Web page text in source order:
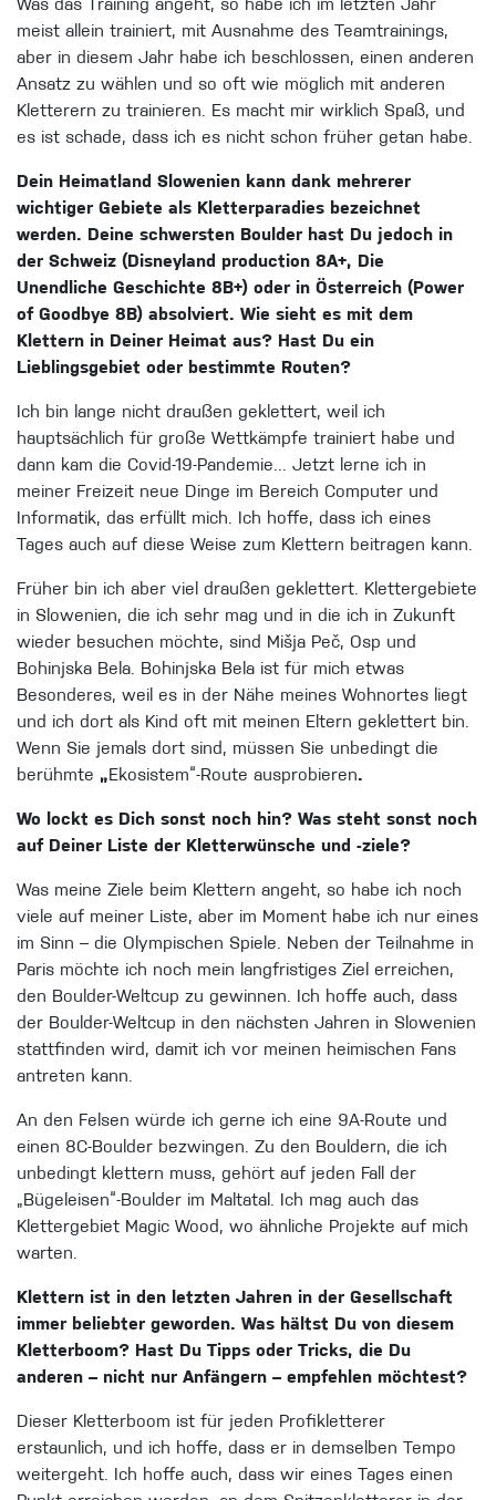
Was das Training angeht, so habe ich im letzten Jahr
meist allein trainiert, mit Ausnahme des Teamtrainings,
aber in diesem Jahr habe ich beschlossen, einen anderen
Ansatz zu wählen und so oft wie möglich mit anderen
Kletterern zu trainieren. Es macht mir wirklich Spaß, und
es ist schade, dass ich es nicht schon früher getan habe.
Dein Heimatland Slowenien kann dank mehrerer
wichtiger Gebiete als Kletterparadies bezeichnet
werden. Deine schwersten Boulder hast Du jedoch in
der Schweiz (Disneyland production 8A+, Die
Unendliche Geschichte 8B+) oder in Österreich (Power
of Goodbye 8B) absolviert. Wie sieht es mit dem
Klettern in Deiner Heimat aus? Hast Du ein
Lieblingsgebiet oder bestimmte Routen?
Ich bin lange nicht draußen geklettert, weil ich
hauptsächlich für große Wettkämpfe trainiert habe und
dann kam die Covid-19-Pandemie... Jetzt lerne ich in
meiner Freizeit neue Dinge im Bereich Computer und
Informatik, das erfüllt mich. Ich hoffe, dass ich eines
Tages auch auf diese Weise zum Klettern beitragen kann.
Früher bin ich aber viel draußen geklettert. Klettergebiete
in Slowenien, die ich sehr mag und in die ich in Zukunft
wieder besuchen möchte, sind Mišja Peč, Osp und
Bohinjska Bela. Bohinjska Bela ist für mich etwas
Besonderes, weil es in der Nähe meines Wohnortes liegt
und ich dort als Kind oft mit meinen Eltern geklettert bin.
Wenn Sie jemals dort sind, müssen Sie unbedingt die
berühmte „Ekosistem“-Route ausprobieren.
Wo lockt es Dich sonst noch hin? Was steht sonst noch
auf Deiner Liste der Kletterwünsche und -ziele?
Was meine Ziele beim Klettern angeht, so habe ich noch
viele auf meiner Liste, aber im Moment habe ich nur eines
im Sinn – die Olympischen Spiele. Neben der Teilnahme in
Paris möchte ich noch mein langfristiges Ziel erreichen,
den Boulder-Weltcup zu gewinnen. Ich hoffe auch, dass
der Boulder-Weltcup in den nächsten Jahren in Slowenien
stattfinden wird, damit ich vor meinen heimischen Fans
antreten kann.
An den Felsen würde ich gerne ich eine 9A-Route und
einen 8C-Boulder bezwingen. Zu den Bouldern, die ich
unbedingt klettern muss, gehört auf jeden Fall der
„Bügeleisen“-Boulder im Maltatal. Ich mag auch das
Klettergebiet Magic Wood, wo ähnliche Projekte auf mich
warten.
Klettern ist in den letzten Jahren in der Gesellschaft
immer beliebter geworden. Was hältst Du von diesem
Kletterboom? Hast Du Tipps oder Tricks, die Du
anderen – nicht nur Anfängern – empfehlen möchtest?
Dieser Kletterboom ist für jeden Profikletterer
erstaunlich, und ich hoffe, dass er in demselben Tempo
weitergeht. Ich hoffe auch, dass wir eines Tages einen